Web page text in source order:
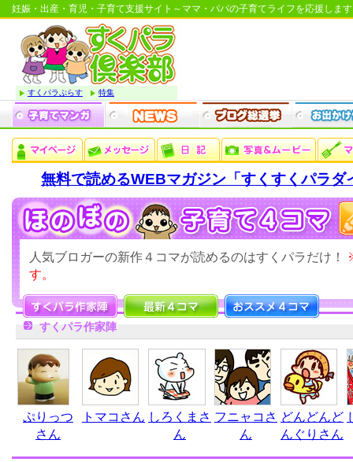
妊娠・出産・育児・子育て支援サイト～ママ・パパの子育てライフを応援しま
すくパラぷらす 特集
無料で読めるWEBマガジン「すくすくパラダ
人気ブロガーの新作４コマが読めるのはすくパラだけ！
す。
すくパラ作家陣
ぷりっつ
さん
トマコさん しろくまさ
ん
フニャコさ
ん
どんどんど
んぐりさん